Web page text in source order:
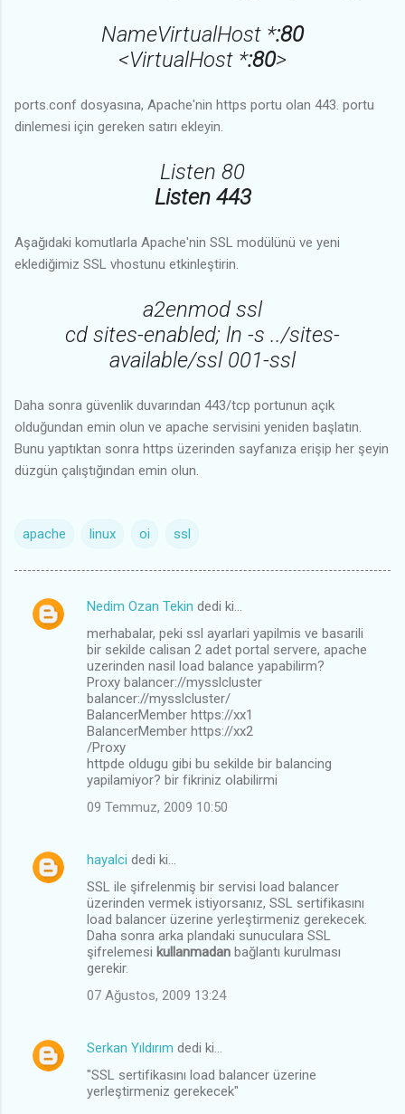
NameVirtualHost *:80
<VirtualHost *:80>
ports.conf dosyasına, Apache'nin https portu olan 443. portu
dinlemesi için gereken satırı ekleyin.
Listen 80
Listen 443
Aşağıdaki komutlarla Apache'nin SSL modülünü ve yeni
eklediğimiz SSL vhostunu etkinleştirin.
a2enmod ssl
cd sites-enabled; ln -s ../sites-
available/ssl 001-ssl
Daha sonra güvenlik duvarından 443/tcp portunun açık
olduğundan emin olun ve apache servisini yeniden başlatın.
Bunu yaptıktan sonra https üzerinden sayfanıza erişip her şeyin
düzgün çalıştığından emin olun.
apache linux oi ssl
Y
Nedim Ozan Tekin dedi ki…
merhabalar, peki ssl ayarlari yapilmis ve basarili
bir sekilde calisan 2 adet portal servere, apache
uzerinden nasil load balance yapabilirm?
Proxy balancer://mysslcluster
balancer://mysslcluster/
BalancerMember https://xx1
BalancerMember https://xx2
/Proxy
httpde oldugu gibi bu sekilde bir balancing
yapilamiyor? bir fikriniz olabilirmi
09 Temmuz, 2009 10:50
hayalci dedi ki…
SSL ile şifrelenmiş bir servisi load balancer
üzerinden vermek istiyorsanız, SSL sertifikasını
load balancer üzerine yerleştirmeniz gerekecek.
Daha sonra arka plandaki sunuculara SSL
şifrelemesi kullanmadan bağlantı kurulması
gerekir.
07 Ağustos, 2009 13:24
Serkan Yıldırım dedi ki…
"SSL sertifikasını load balancer üzerine
yerleştirmeniz gerekecek"